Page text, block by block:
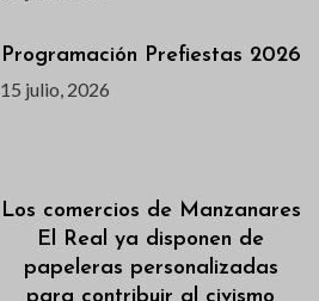
Programación Prefiestas 2026
15 julio, 2026
Los comercios de Manzanares
El Real ya disponen de
papeleras personalizadas
para contribuir al civismo